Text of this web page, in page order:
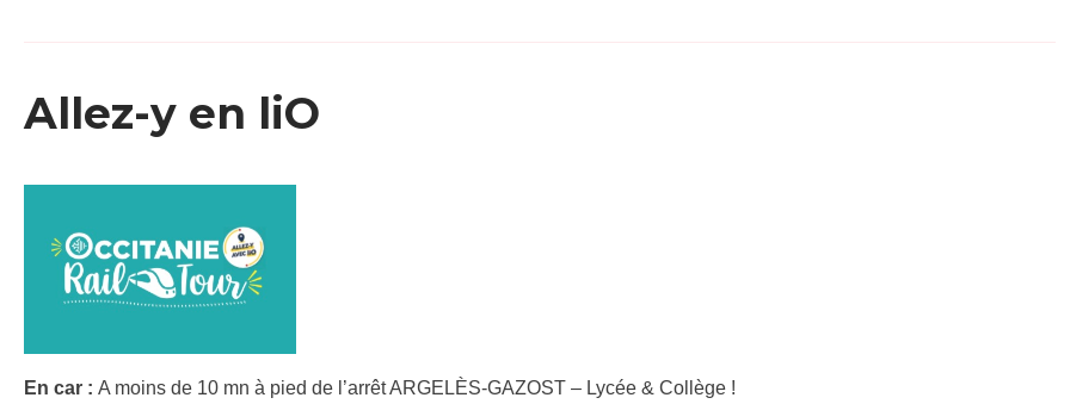
Allez-y en liO
En car : A moins de 10 mn à pied de l’arrêt ARGELÈS-GAZOST – Lycée & Collège !